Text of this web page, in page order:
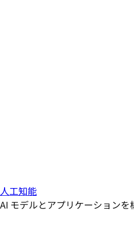
人工知能
AI モデルとアプリケーション